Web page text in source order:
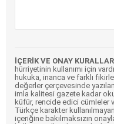
İÇERİK VE ONAY
hürriyetinin kullanımı için
hukuka, inanca ve farklı
değerler çerçevesinde
imla kalitesi gazete kadar
küfür, rencide edici cümleler
Türkçe karakter
içeriğine bakılmaksızın